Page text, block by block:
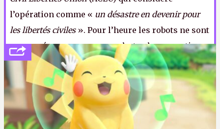
l’opération comme « un désastre en devenir pour
les libertés civiles». Pour l’heure les robots ne sont
pas armés, gageons que ce n’est qu’une question
de temps. ( http://cpc.cx/AH429T5- Crédit Photo :
Ghost Robotics)